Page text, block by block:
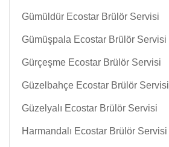
Gümüldür Ecostar Brülör Servisi
Gümüşpala Ecostar Brülör Servisi
Gürçeşme Ecostar Brülör Servisi
Güzelbahçe Ecostar Brülör Servisi
Güzelyalı Ecostar Brülör Servisi
Harmandalı Ecostar Brülör Servisi